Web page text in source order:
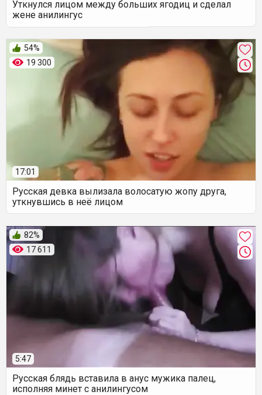
Уткнулся лицом между больших ягодиц и сделал
жене анилингус
19 300
54%
17:01
Русская девка вылизала волосатую жопу друга,
уткнувшись в неё лицом
17 611
82%
5:47
Русская блядь вставила в анус мужика палец,
исполняя минет с анилингусом